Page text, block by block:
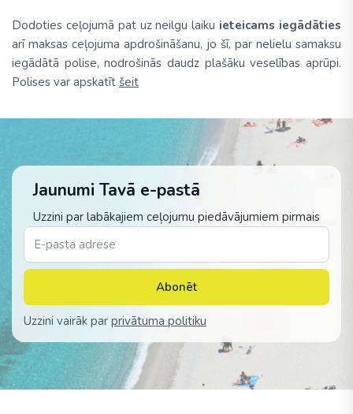
Dodoties ceļojumā pat uz neilgu laiku ieteicams iegādāties
arī maksas ceļojuma apdrošināšanu, jo šī, par nelielu samaksu
iegādātā polise, nodrošinās daudz plašāku veselības aprūpi.
Polises var apskatīt šeit
Jaunumi Tavā e-pastā
Uzzini par labākajiem ceļojumu piedāvājumiem pirmais
Abonēt
Uzzini vairāk par privātuma politiku